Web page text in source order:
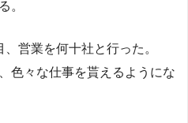
。
営業を何十社と行った。
色々な仕事を貰えるようにな